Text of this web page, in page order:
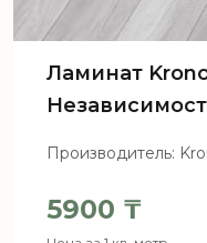
Ламинат
Производитель:
5900 ₸